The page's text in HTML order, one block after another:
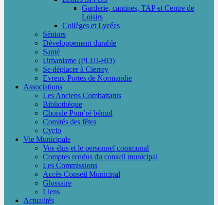
Garderie, cantines, TAP et Centre de
Loisirs
Collèges et Lycées
Séniors
Développement durable
Santé
Urbanisme (PLUI-HD)
Se déplacer à Cierrey
Evreux Portes de Normandie
Associations
Les Anciens Combattants
Bibliothèque
Chorale Pom’ré bémol
Comités des fêtes
Cyclo
Vie Municipale
Vos élus et le personnel communal
Comptes rendus du conseil municipal
Les Commissions
Accès Conseil Municipal
Glossaire
Liens
Actualités